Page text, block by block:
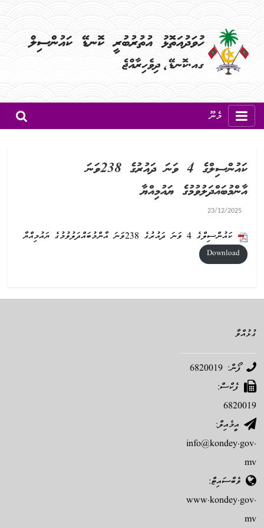
މެނޫ
ކައުންސިލްގެ 4 ވަނަ ދައުރުގެ 238ވަނަ
އާންމުބައްދަލުވުމުގެ ޔައުމިއްޔާ
23/12/2025
ކައުންސިލްގެ 4 ވަނަ ދައުރުގެ 238ވަނަ އާންމުބައްދަލުވުމުގެ ޔައުމިއްޔާ
Download
ގުޅުއްވާ
ފޯން: 6820019
ފެކްސް:
6820019
އީމެއިލް:
info@kondey.gov.
mv
ވެބްސައިޓް:
www.kondey.gov.
mv